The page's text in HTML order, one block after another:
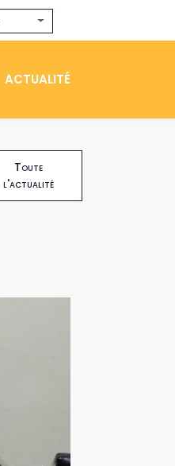
ACTUALITÉ
Toute
l'actualité